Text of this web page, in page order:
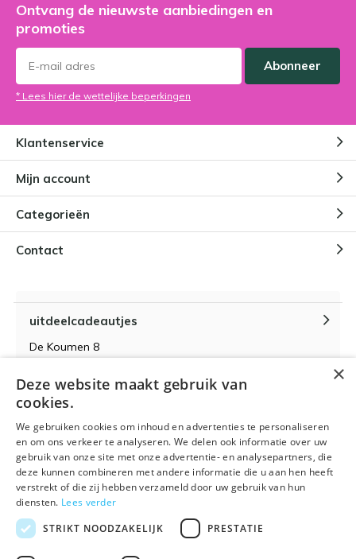
Ontvang de nieuwste aanbiedingen en
promoties
Abonneer
* Lees hier de wettelijke beperkingen
Klantenservice
Mijn account
Categorieën
Contact
uitdeelcadeautjes
De Koumen 8
KvK-nummer 14087571
BTW-nummer NL 815399145 B01
Algemene voorwaarden RSS-feed
×
Deze website maakt gebruik van
cookies.
We gebruiken cookies om inhoud en advertenties te personaliseren
en om ons verkeer te analyseren. We delen ook informatie over uw
gebruik van onze site met onze advertentie- en analysepartners, die
deze kunnen combineren met andere informatie die u aan hen heeft
verstrekt of die zij hebben verzameld door uw gebruik van hun
diensten. Lees verder
STRIKT NOODZAKELIJK
PRESTATIE